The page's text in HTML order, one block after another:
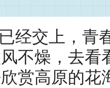
经交上，青
不燥，去
赏高原的花